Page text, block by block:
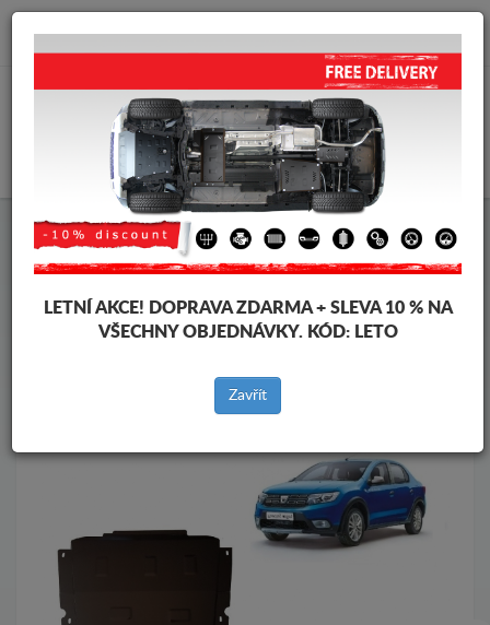
info@krytpodmotor.com
Kryt pod motor Dacia Kryt pod motor Dacia Logan II
vozidel
Značky vozidel
Zpět na produkty
LETNÍ AKCE! DOPRAVA ZDARMA + SLEVA 10 % NA
VŠECHNY OBJEDNÁVKY. KÓD: LETO
Zavřít